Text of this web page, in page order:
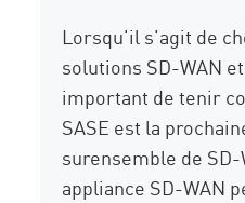
Lorsqu'il s'agit de
solutions SD-WAN
important de tenir
SASE est la
surensemble de
appliance SD-WAN